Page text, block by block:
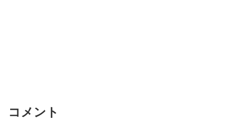
コメント